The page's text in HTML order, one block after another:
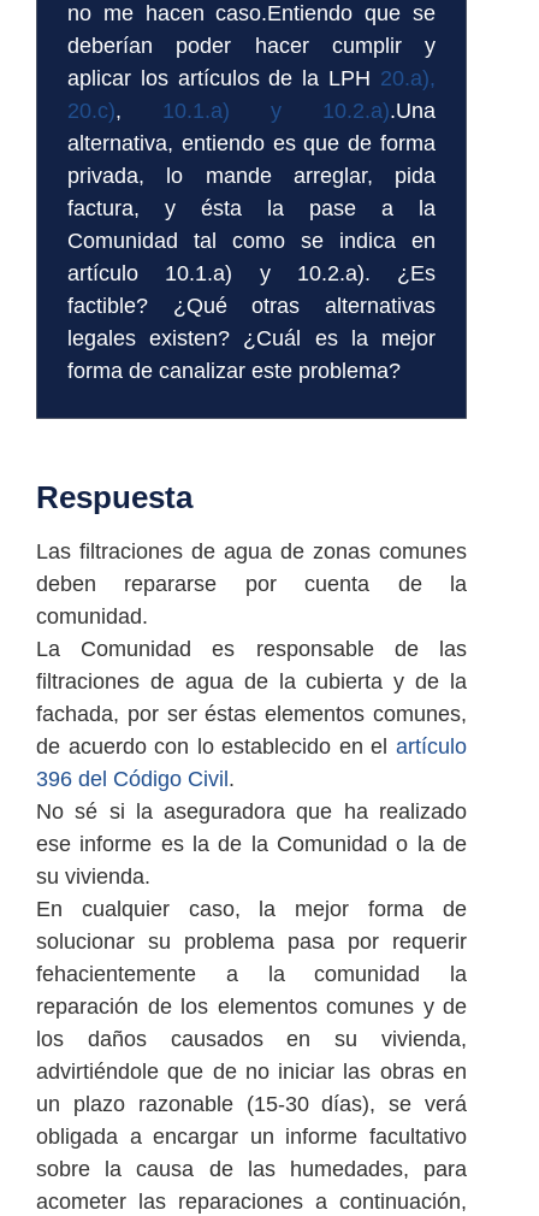
no me hacen caso.Entiendo que se
deberían poder hacer cumplir y
aplicar los artículos de la LPH 20.a),
20.c), 10.1.a) y 10.2.a).Una
alternativa, entiendo es que de forma
privada, lo mande arreglar, pida
factura, y ésta la pase a la
Comunidad tal como se indica en
artículo 10.1.a) y 10.2.a). ¿Es
factible? ¿Qué otras alternativas
legales existen? ¿Cuál es la mejor
forma de canalizar este problema?
Respuesta
Las filtraciones de agua de zonas comunes
deben repararse por cuenta de la
comunidad.
La Comunidad es responsable de las
filtraciones de agua de la cubierta y de la
fachada, por ser éstas elementos comunes,
de acuerdo con lo establecido en el artículo
396 del Código Civil .
No sé si la aseguradora que ha realizado
ese informe es la de la Comunidad o la de
su vivienda.
En cualquier caso, la mejor forma de
solucionar su problema pasa por requerir
fehacientemente a la comunidad la
reparación de los elementos comunes y de
los daños causados en su vivienda,
advirtiéndole que de no iniciar las obras en
un plazo razonable (15-30 días), se verá
obligada a encargar un informe facultativo
sobre la causa de las humedades, para
acometer las reparaciones a continuación,